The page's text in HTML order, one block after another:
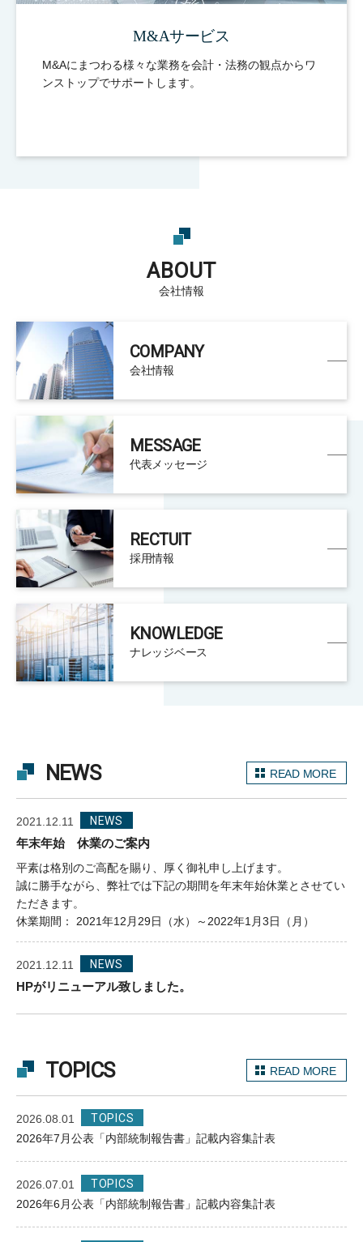
M&Aサービス
M&Aにまつわる様々な業務を会計・法務の観点からワ
ンストップでサポートします。
ABOUT
会社情報
COMPANY
会社情報
MESSAGE
代表メッセージ
RECTUIT
採用情報
KNOWLEDGE
ナレッジベース
NEWS READ MORE
2021.12.11 NEWS
年末年始 休業のご案内
平素は格別のご高配を賜り、厚く御礼申し上げます。
誠に勝手ながら、弊社では下記の期間を年末年始休業とさせてい
ただきます。
休業期間： 2021年12月29日（水）～2022年1月3日（月）
2021.12.11 NEWS
HPがリニューアル致しました。
TOPICS READ MORE
2026.08.01
TOPICS
2026年7月公表「内部統制報告書」記載内容集計表
2026.07.01
TOPICS
2026年6月公表「内部統制報告書」記載内容集計表